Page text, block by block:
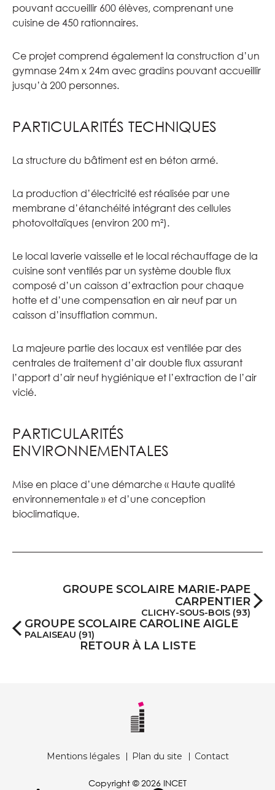
pouvant accueillir 600 élèves, comprenant une
cuisine de 450 rationnaires.
Ce projet comprend également la construction d’un
gymnase 24m x 24m avec gradins pouvant accueillir
jusqu’à 200 personnes.
PARTICULARITÉS TECHNIQUES
La structure du bâtiment est en béton armé.
La production d’électricité est réalisée par une
membrane d’étanchéité intégrant des cellules
photovoltaïques (environ 200 m²).
Le local laverie vaisselle et le local réchauffage de la
cuisine sont ventilés par un système double flux
composé d’un caisson d’extraction pour chaque
hotte et d’une compensation en air neuf par un
caisson d’insufflation commun.
La majeure partie des locaux est ventilée par des
centrales de traitement d’air double flux assurant
l’apport d’air neuf hygiénique et l’extraction de l’air
vicié.
PARTICULARITÉS
ENVIRONNEMENTALES
Mise en place d’une démarche « Haute qualité
environnementale » et d’une conception
bioclimatique.
GROUPE SCOLAIRE CAROLINE AIGLE
PALAISEAU (91)
RETOUR À LA LISTE
GROUPE SCOLAIRE MARIE-PAPE
CARPENTIER
CLICHY-SOUS-BOIS (93)
Mentions légales Plan du site Contact
Copyright © 2026 INCET